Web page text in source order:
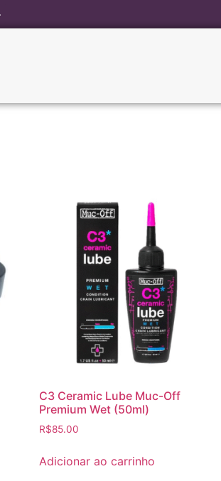
C3 Ceramic Lube Muc-Off
Premium Wet (50ml)
R$85.00
Adicionar ao carrinho